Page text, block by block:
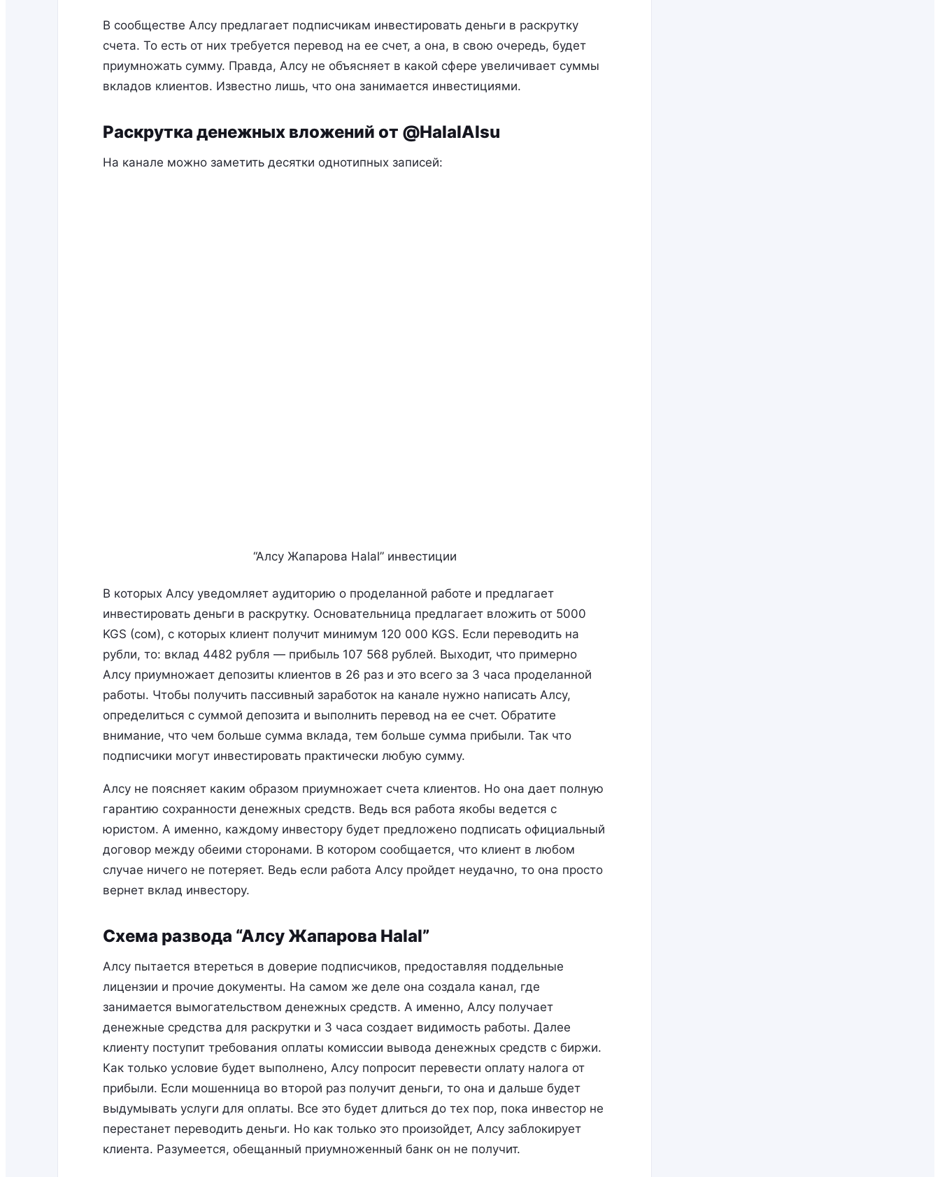
В сообществе Алсу предлагает подписчикам инвестировать деньги в раскрутку
счета. То есть от них требуется перевод на ее счет, а она, в свою очередь, будет
приумножать сумму. Правда, Алсу не объясняет в какой сфере увеличивает суммы
вкладов клиентов. Известно лишь, что она занимается инвестициями.
Раскрутка денежных вложений от @HalalAlsu
На канале можно заметить десятки однотипных записей:
“Алсу Жапарова Halal” инвестиции
В которых Алсу уведомляет аудиторию о проделанной работе и предлагает
инвестировать деньги в раскрутку. Основательница предлагает вложить от 5000
KGS (сом), с которых клиент получит минимум 120 000 KGS. Если переводить на
рубли, то: вклад 4482 рубля — прибыль 107 568 рублей. Выходит, что примерно
Алсу приумножает депозиты клиентов в 26 раз и это всего за 3 часа проделанной
работы. Чтобы получить пассивный заработок на канале нужно написать Алсу,
определиться с суммой депозита и выполнить перевод на ее счет. Обратите
внимание, что чем больше сумма вклада, тем больше сумма прибыли. Так что
подписчики могут инвестировать практически любую сумму.
Алсу не поясняет каким образом приумножает счета клиентов. Но она дает полную
гарантию сохранности денежных средств. Ведь вся работа якобы ведется с
юристом. А именно, каждому инвестору будет предложено подписать официальный
договор между обеими сторонами. В котором сообщается, что клиент в любом
случае ничего не потеряет. Ведь если работа Алсу пройдет неудачно, то она просто
вернет вклад инвестору.
Схема развода “Алсу Жапарова Halal”
Алсу пытается втереться в доверие подписчиков, предоставляя поддельные
лицензии и прочие документы. На самом же деле она создала канал, где
занимается вымогательством денежных средств. А именно, Алсу получает
денежные средства для раскрутки и 3 часа создает видимость работы. Далее
клиенту поступит требования оплаты комиссии вывода денежных средств с биржи.
Как только условие будет выполнено, Алсу попросит перевести оплату налога от
прибыли. Если мошенница во второй раз получит деньги, то она и дальше будет
выдумывать услуги для оплаты. Все это будет длиться до тех пор, пока инвестор не
перестанет переводить деньги. Но как только это произойдет, Алсу заблокирует
клиента. Разумеется, обещанный приумноженный банк он не получит.